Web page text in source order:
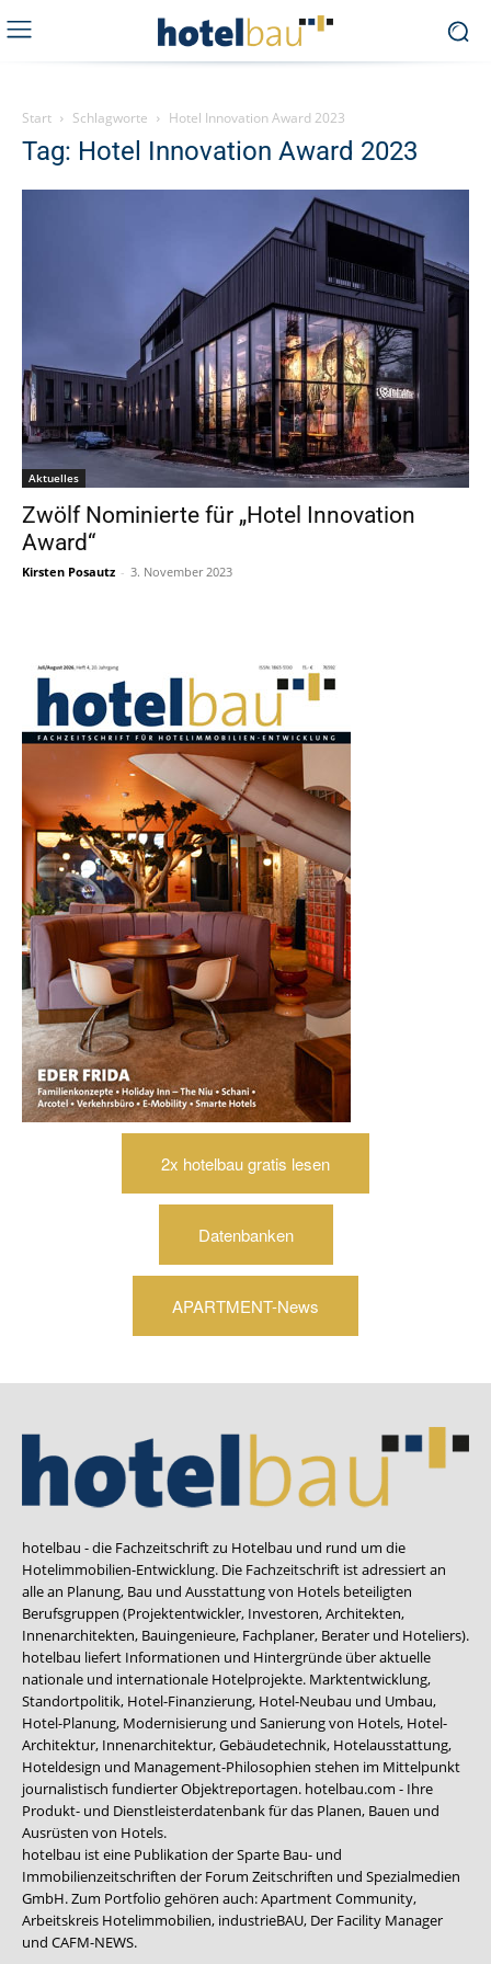
Start Schlagworte Hotel Innovation Award 2023
Tag: Hotel Innovation Award 2023
Aktuelles
Zwölf Nominierte für „Hotel Innovation
Award“
Kirsten Posautz - 3. November 2023
2x hotelbau gratis lesen
Datenbanken
APARTMENT-News
hotelbau - die Fachzeitschrift zu Hotelbau und rund um die
Hotelimmobilien-Entwicklung. Die Fachzeitschrift ist adressiert an
alle an Planung, Bau und Ausstattung von Hotels beteiligten
Berufsgruppen (Projektentwickler, Investoren, Architekten,
Innenarchitekten, Bauingenieure, Fachplaner, Berater und Hoteliers).
hotelbau liefert Informationen und Hintergründe über aktuelle
nationale und internationale Hotelprojekte. Marktentwicklung,
Standortpolitik, Hotel-Finanzierung, Hotel-Neubau und Umbau,
Hotel-Planung, Modernisierung und Sanierung von Hotels, Hotel-
Architektur, Innenarchitektur, Gebäudetechnik, Hotelausstattung,
Hoteldesign und Management-Philosophien stehen im Mittelpunkt
journalistisch fundierter Objektreportagen. hotelbau.com - Ihre
Produkt- und Dienstleisterdatenbank für das Planen, Bauen und
Ausrüsten von Hotels.
hotelbau ist eine Publikation der Sparte Bau- und
Immobilienzeitschriften der Forum Zeitschriften und Spezialmedien
GmbH. Zum Portfolio gehören auch:Apartment Community,
Arbeitskreis Hotelimmobilien, industrieBAU, Der Facility Manager
und CAFM-NEWS.